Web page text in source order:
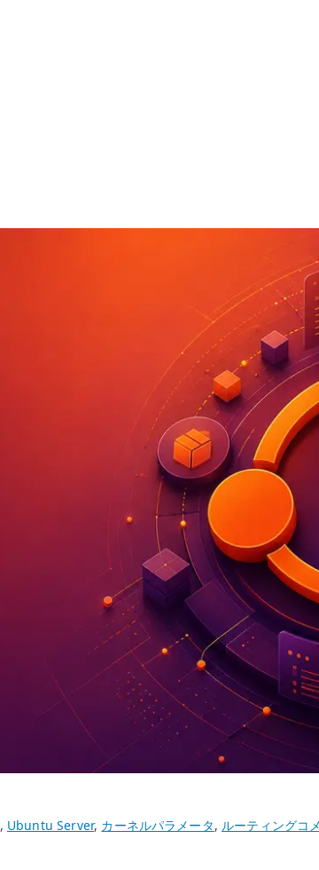
, Ubuntu Server, カーネルパラメータ, ルーティングコ